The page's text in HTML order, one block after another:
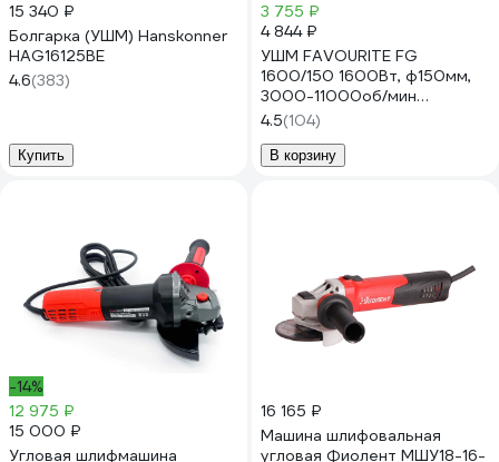
15 340 ₽
Болгарка (УШМ) Hanskonner
HAG16125BE
4.6(383)
Купить
3 755 ₽
4 844 ₽
УШМ FAVOURITE FG
1600/150 1600Вт, ф150мм,
3000-11000об/мин
106201600
4.5(104)
В корзину
-14%
12 975 ₽
15 000 ₽
Угловая шлифмашина
16 165 ₽
Машина шлифовальная
угловая Фиолент МШУ18-16-